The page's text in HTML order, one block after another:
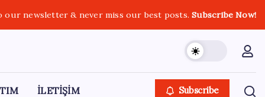
our newsletter & never miss our best posts.Subscribe Now!
İLETİŞİM Subscribe